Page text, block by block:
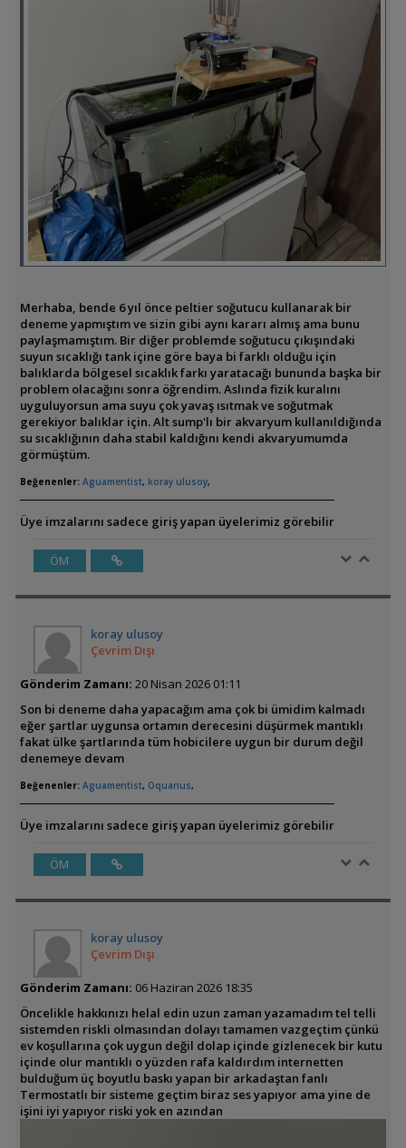
Merhaba, bende 6 yıl önce peltier soğutucu kullanarak bir
deneme yapmıştım ve sizin gibi aynı kararı almış ama bunu
paylaşmamıştım. Bir diğer problemde soğutucu çıkışındaki
suyun sıcaklığı tank içine göre baya bi farklı olduğu için
balıklarda bölgesel sıcaklık farkı yaratacağı bununda başka bir
problem olacağını sonra öğrendim. Aslında fizik kuralını
uyguluyorsun ama suyu çok yavaş ısıtmak ve soğutmak
gerekiyor balıklar için. Alt sump'lı bir akvaryum kullanıldığında
su sıcaklığının daha stabil kaldığını kendi akvaryumumda
görmüştüm.
Beğenenler: Aguamentist, koray ulusoy,
Üye imzalarını sadece giriş yapan üyelerimiz görebilir
ÖM
koray ulusoy
Çevrim Dışı
Gönderim Zamanı: 20 Nisan 2026 01:11
Son bi deneme daha yapacağım ama çok bi ümidim kalmadı
eğer şartlar uygunsa ortamın derecesini düşürmek mantıklı
fakat ülke şartlarında tüm hobicilere uygun bir durum değil
denemeye devam
Beğenenler: Aguamentist, Oquanus,
Üye imzalarını sadece giriş yapan üyelerimiz görebilir
ÖM
koray ulusoy
Çevrim Dışı
Gönderim Zamanı: 06 Haziran 2026 18:35
Öncelikle hakkınızı helal edin uzun zaman yazamadım tel telli
sistemden riskli olmasından dolayı tamamen vazgeçtim çünkü
ev koşullarına çok uygun değil dolap içinde gizlenecek bir kutu
içinde olur mantıklı o yüzden rafa kaldırdım internetten
bulduğum üç boyutlu baskı yapan bir arkadaştan fanlı
Termostatlı bir sisteme geçtim biraz ses yapıyor ama yine de
işini iyi yapıyor riski yok en azından